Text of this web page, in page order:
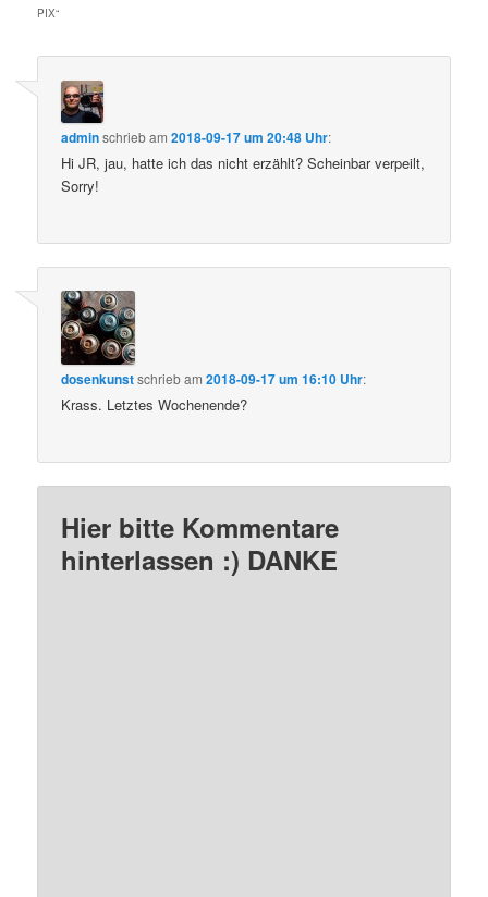
PIX“
adminschriebam2018-09-17 um 20:48 Uhr:
Hi JR, jau, hatte ich das nicht erzählt? Scheinbar verpeilt,
Sorry!
dosenkunstschriebam2018-09-17 um 16:10 Uhr:
Krass. Letztes Wochenende?
Hier bitte Kommentare
hinterlassen :) DANKE